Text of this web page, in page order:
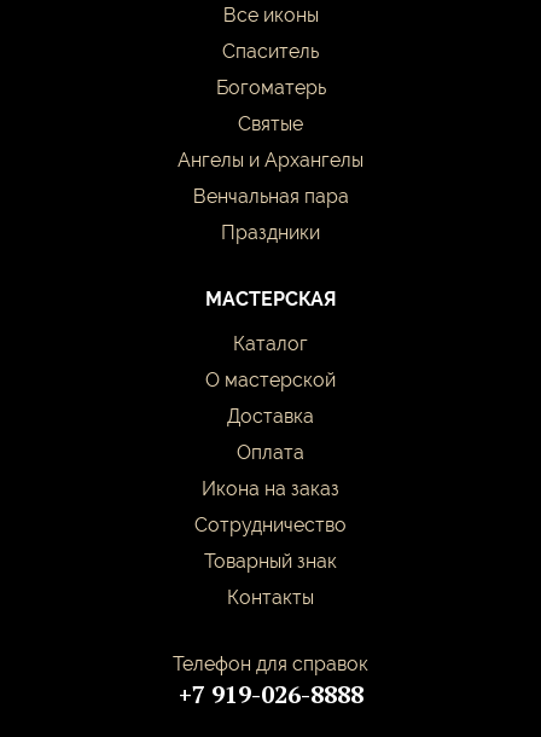
Все иконы
Спаситель
Богоматерь
Святые
Ангелы и Архангелы
Венчальная пара
Праздники
МАСТЕРСКАЯ
Каталог
О мастерской
Доставка
Оплата
Икона на заказ
Сотрудничество
Товарный знак
Контакты
Телефон для справок
+7 919-026-8888